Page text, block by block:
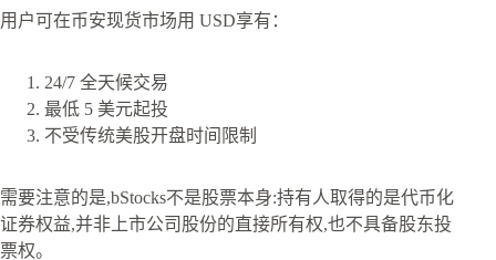
用户可在币安现货市场用 USD享有：
24/7 全天候交易
最低 5 美元起投
不受传统美股开盘时间限制
需要注意的是,bStocks不是股票本身:持有人取得的是代币化
证券权益,并非上市公司股份的直接所有权,也不具备股东投
票权。